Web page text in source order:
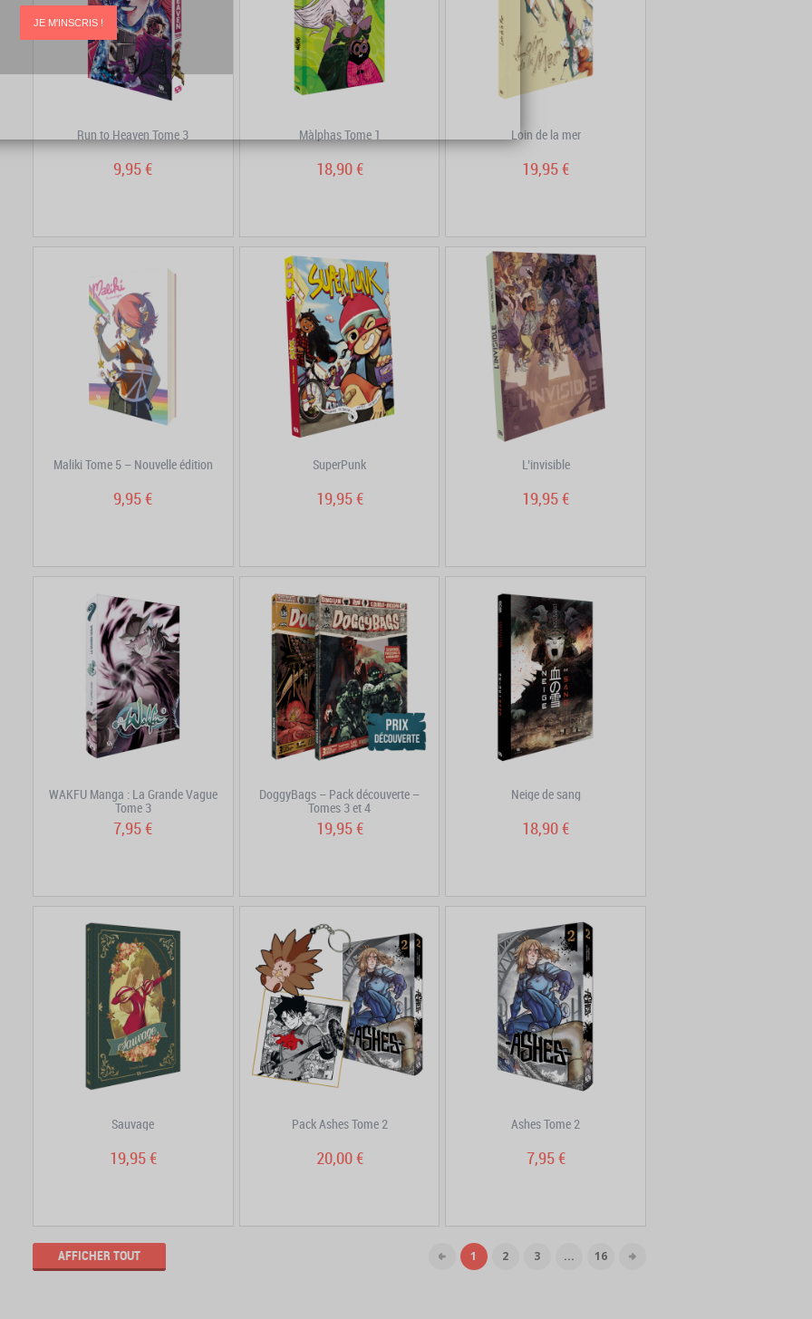
JE M'INSCRIS !
Run to Heaven Tome 3
9,95 €
Màlphas Tome 1
18,90 €
Loin de la mer
19,95 €
Maliki Tome 5 – Nouvelle édition
9,95 €
SuperPunk
19,95 €
L’invisible
19,95 €
WAKFU Manga : La Grande Vague
Tome 3
7,95 €
DoggyBags – Pack découverte –
Tomes 3 et 4
19,95 €
Neige de sang
18,90 €
Sauvage
19,95 €
Pack Ashes Tome 2
20,00 €
Ashes Tome 2
7,95 €
1 2 3 ... 16
AFFICHER TOUT